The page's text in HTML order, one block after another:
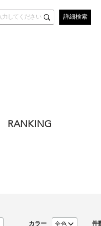
詳細検索
RANKING
カラー 件